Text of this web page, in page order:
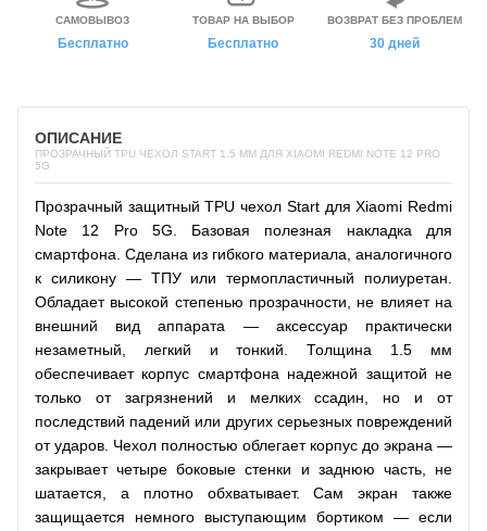
САМОВЫВОЗ
Бесплатно
ТОВАР НА ВЫБОР
Бесплатно
ВОЗВРАТ БЕЗ ПРОБЛЕМ
30 дней
ОПИСАНИЕ
ПРОЗРАЧНЫЙ TPU ЧЕХОЛ START 1.5 ММ ДЛЯ XIAOMI REDMI NOTE 12 PRO
5G
Прозрачный защитный TPU чехол Start для Xiaomi Redmi
Note 12 Pro 5G. Базовая полезная накладка для
смартфона. Сделана из гибкого материала, аналогичного
к силикону — ТПУ или термопластичный полиуретан.
Обладает высокой степенью прозрачности, не влияет на
внешний вид аппарата — аксессуар практически
незаметный, легкий и тонкий. Толщина 1.5 мм
обеспечивает корпус смартфона надежной защитой не
только от загрязнений и мелких ссадин, но и от
последствий падений или других серьезных повреждений
от ударов. Чехол полностью облегает корпус до экрана —
закрывает четыре боковые стенки и заднюю часть, не
шатается, а плотно обхватывает. Сам экран также
защищается немного выступающим бортиком — если